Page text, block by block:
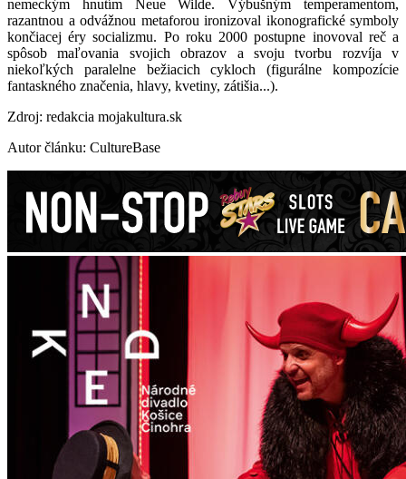
nemeckým hnutím Neue Wilde. Výbušným temperamentom,
razantnou a odvážnou metaforou ironizoval ikonografické symboly
končiacej éry socializmu. Po roku 2000 postupne inovoval reč a
spôsob maľovania svojich obrazov a svoju tvorbu rozvíja v
niekoľkých paralelne bežiacich cykloch (figurálne kompozície
fantaskného značenia, hlavy, kvetiny, zátišia...).
Zdroj: redakcia mojakultura.sk
Autor článku: CultureBase